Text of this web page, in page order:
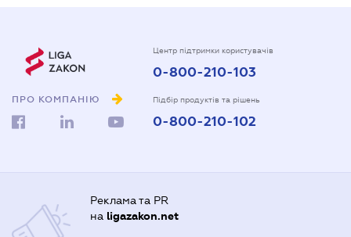
ПРО КОМПАНІЮ
Центр підтримки користувачів
0-800-210-103
Підбір продуктів та рішень
0-800-210-102
Реклама та PR
на ligazakon.net